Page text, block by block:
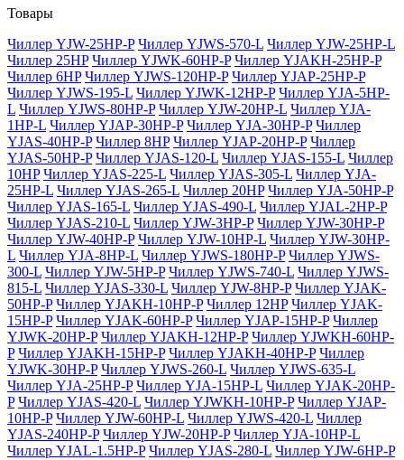
Товары
Чиллер YJW-25HP-P Чиллер YJWS-570-L Чиллер YJW-25HP-L
Чиллер 25HP Чиллер YJWK-60HP-P Чиллер YJAKH-25HP-P
Чиллер 6HP Чиллер YJWS-120HP-P Чиллер YJAP-25HP-P
Чиллер YJWS-195-L Чиллер YJWK-12HP-P Чиллер YJA-5HP-
L Чиллер YJWS-80HP-P Чиллер YJW-20HP-L Чиллер YJA-
1HP-L Чиллер YJAP-30HP-P Чиллер YJA-30HP-P Чиллер
YJAS-40HP-P Чиллер 8HP Чиллер YJAP-20HP-P Чиллер
YJAS-50HP-P Чиллер YJAS-120-L Чиллер YJAS-155-L Чиллер
10HP Чиллер YJAS-225-L Чиллер YJAS-305-L Чиллер YJA-
25HP-L Чиллер YJAS-265-L Чиллер 20HP Чиллер YJA-50HP-P
Чиллер YJAS-165-L Чиллер YJAS-490-L Чиллер YJAL-2HP-P
Чиллер YJAS-210-L Чиллер YJW-3HP-P Чиллер YJW-30HP-P
Чиллер YJW-40HP-P Чиллер YJW-10HP-L Чиллер YJW-30HP-
L Чиллер YJA-8HP-L Чиллер YJWS-180HP-P Чиллер YJWS-
300-L Чиллер YJW-5HP-P Чиллер YJWS-740-L Чиллер YJWS-
815-L Чиллер YJAS-330-L Чиллер YJW-8HP-P Чиллер YJAK-
50HP-P Чиллер YJAKH-10HP-P Чиллер 12HP Чиллер YJAK-
15HP-P Чиллер YJAK-60HP-P Чиллер YJAP-15HP-P Чиллер
YJWK-20HP-P Чиллер YJAKH-12HP-P Чиллер YJWKH-60HP-
P Чиллер YJAKH-15HP-P Чиллер YJAKH-40HP-P Чиллер
YJWK-30HP-P Чиллер YJWS-260-L Чиллер YJWS-635-L
Чиллер YJA-25HP-P Чиллер YJA-15HP-L Чиллер YJAK-20HP-
P Чиллер YJAS-420-L Чиллер YJWKH-10HP-P Чиллер YJAP-
10HP-P Чиллер YJW-60HP-L Чиллер YJWS-420-L Чиллер
YJAS-240HP-P Чиллер YJW-20HP-P Чиллер YJA-10HP-L
Чиллер YJAL-1.5HP-P Чиллер YJAS-280-L Чиллер YJW-6HP-P